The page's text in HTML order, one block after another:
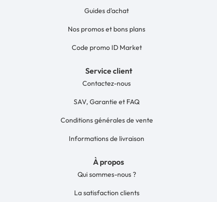
Guides d'achat
Nos promos et bons plans
Code promo ID Market
Service client
Contactez-nous
SAV, Garantie et FAQ
Conditions générales de vente
Informations de livraison
À propos
Qui sommes-nous ?
La satisfaction clients